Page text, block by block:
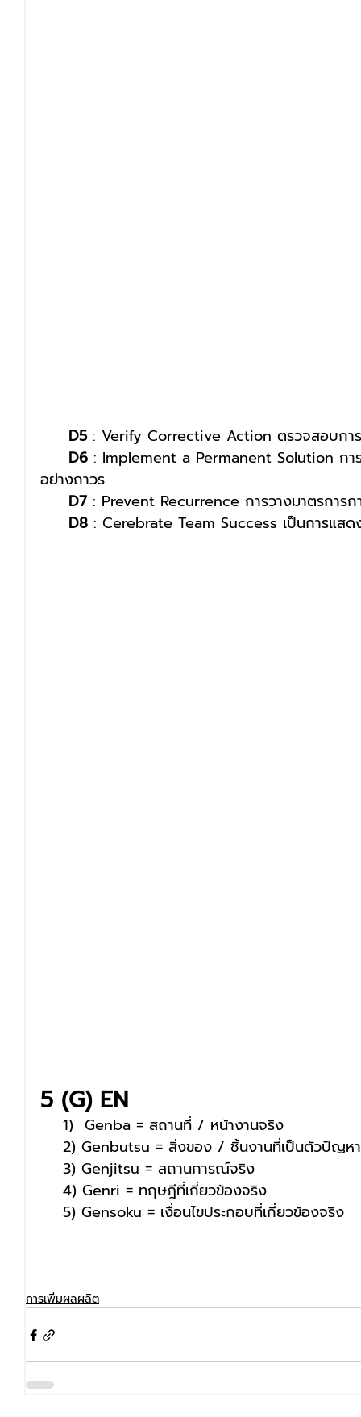
D5 : Verify Corrective Action ตรวจสอบกา
D6 : Implement a Permanent Solution กา
อย่างถาวร
D7 : Prevent Recurrence การวางมาตรการ
D8 : Cerebrate Team Success เป็นการแส
5 (G) EN
    1)  Genba = สถานที่ / หน้างานจริง
2) Genbutsu = สิ่งของ / ชิ้นงานที่เป็นตัวปัญ
    3) Genjitsu = สถานการณ์จริง
    4) Genri = ทฤษฎีที่เกี่ยวข้องจริง
    5) Gensoku = เงื่อนไขประกอบที่เกี่ยวข้องจริง
การเพิ่มผลผลิต